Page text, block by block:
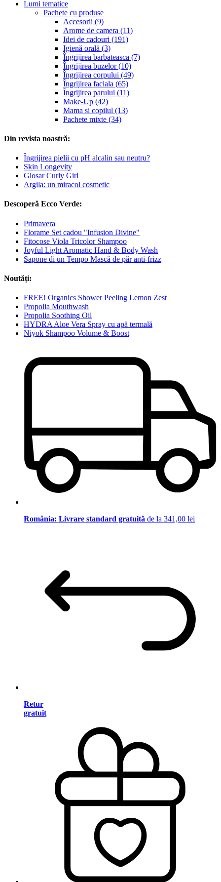
Lumi tematice
Pachete cu produse
Accesorii (9)
Arome de camera (11)
Idei de cadouri (191)
Igienă orală (3)
Îngrijirea barbateasca (7)
Îngrijirea buzelor (10)
Îngrijirea corpului (49)
Îngrijirea faciala (65)
Îngrijirea parului (11)
Make-Up (42)
Mama si copilul (13)
Pachete mixte (34)
Din revista noastră:
Îngrijirea pielii cu pH alcalin sau neutru?
Skin Longevity
Glosar Curly Girl
Argila: un miracol cosmetic
Descoperă Ecco Verde:
Primavera
Florame Set cadou "Infusion Divine"
Fitocose Viola Tricolor Shampoo
Joyful Light Aromatic Hand & Body Wash
Sapone di un Tempo Mască de păr anti-frizz
Noutăți:
FREE! Organics Shower Peeling Lemon Zest
Propolia Mouthwash
Propolia Soothing Oil
HYDRA Aloe Vera Spray cu apă termală
Niyok Shampoo Volume & Boost
România: Livrare standard gratuită de la 341,00 lei
Retur
gratuit